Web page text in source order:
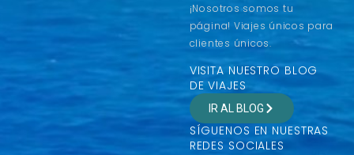
¡Nosotros somos tu
página! Viajes únicos para
clientes únicos.
VISITA NUESTRO BLOG
DE VIAJES
IR AL BLOG
SÍGUENOS EN NUESTRAS
REDES SOCIALES